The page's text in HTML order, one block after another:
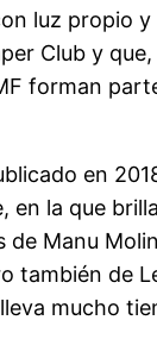
luz propio
Club y
forman
en
la que
de Manu
también de
mucho